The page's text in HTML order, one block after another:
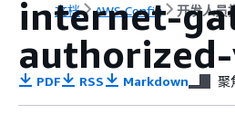
文档 AWS Config 开发人员
internet-
PDF RSS Markdown 聚